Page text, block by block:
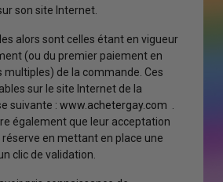
son site Internet.
alors sont celles étant en vigueur
(ou du premier paiement en
multiples) de la commande. Ces
sur le site Internet de la
suivante : www.achetergay.com
également que leur acceptation
en mettant en place une
clic de validation.